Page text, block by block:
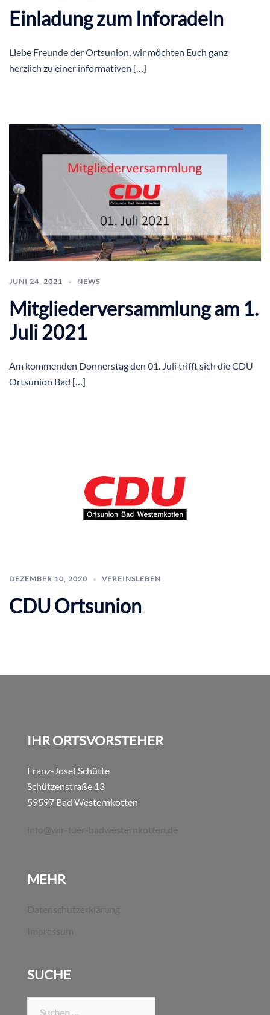
Einladung zum Inforadeln
Liebe Freunde der Ortsunion, wir möchten Euch ganz
herzlich zu einer informativen […]
JUNI 24, 2021 NEWS
Mitgliederversammlung am 1.
Juli 2021
Am kommenden Donnerstag den 01. Juli trifft sich die CDU
Ortsunion Bad […]
DEZEMBER 10, 2020 VEREINSLEBEN
CDU Ortsunion
IHR ORTSVORSTEHER
Franz-Josef Schütte
Schützenstraße 13
59597 Bad Westernkotten
MEHR
SUCHE